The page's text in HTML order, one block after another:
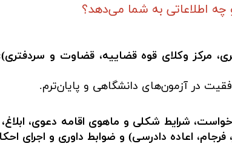
اطلاعاتی به شما می‌دهد؟
مرکز وکلای قوه قضاییه، قضاوت و
در آزمون‌های دانشگاهی و پایان‌ترم.
شرایط شکلی و ماهوی اقامه دعوی، ابلاغ،
اعاده دادرسی) و ضوابط داوری و اجرای